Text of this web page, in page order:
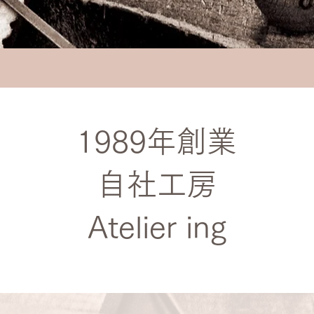
1989年創業
​自社工房
Atelier ing